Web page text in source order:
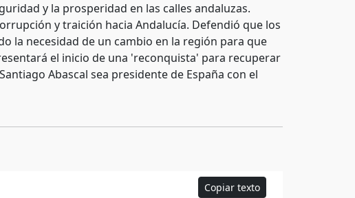
y la prosperidad en las calles andaluzas.
y traición hacia Andalucía. Defendió que los
la necesidad de un cambio en la región para que
el inicio de una 'reconquista' para recuperar
Abascal sea presidente de España con el
Copiar texto